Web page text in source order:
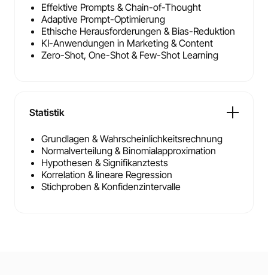
Effektive Prompts & Chain-of-Thought
Adaptive Prompt-Optimierung
Ethische Herausforderungen & Bias-Reduktion
KI-Anwendungen in Marketing & Content
Zero-Shot, One-Shot & Few-Shot Learning
Statistik
Grundlagen & Wahrscheinlichkeitsrechnung
Normalverteilung & Binomialapproximation
Hypothesen & Signifikanztests
Korrelation & lineare Regression
Stichproben & Konfidenzintervalle